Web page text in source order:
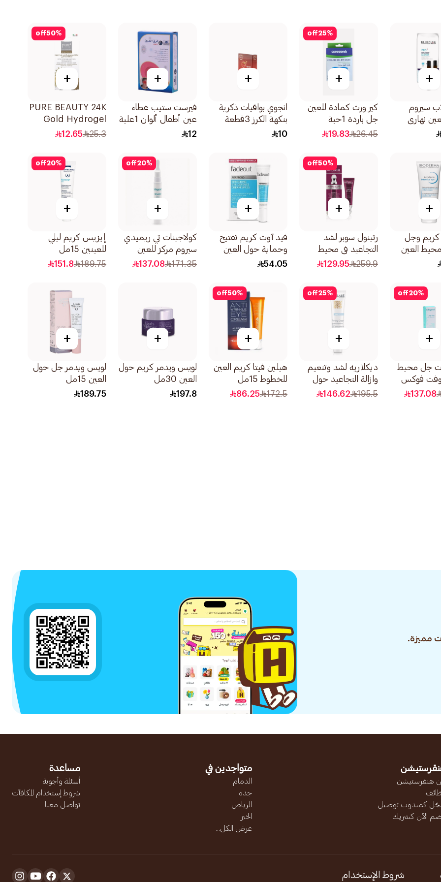
+
سيروم
نهاري
25%
off
+
كير ورث كمادة للعين
جل باردة 1حبة
26.45
19.83
+
انجوي بواقيات ذكرية
بنكهة الكرز 3قطعة
10
+
فيرست ستيب غطاء
عين أطفال ألوان 1علبة
12
50%
off
+
PURE BEAUTY 24K
Gold Hydrogel
Eye Patches 8pcs
25.3
12.65
+
كريم وجل
بمحيط العين
50%
off
+
رتينول سوبر لشد
التجاعيد في محيط
العين 3 في 1 15 مل
259.9
129.95
+
فيد آوت كريم تفتيح
وحماية حول العين
متقدم SPF 25 15مل
54.05
20%
off
+
كولاجينات تي ريميدي
سيروم مركز للعين
15مل
171.35
137.08
20%
off
+
إيزيس كريم ليلي
للعينين 15مل
189.75
151.8
20%
off
+
جل محيط
فوكس
137.08
25%
off
+
ديكلاريه لشد وتنعيم
وازالة التجاعيد حول
العين 15مل
195.5
146.62
50%
off
+
هيلين فيتا كريم العين
للخطوط 15مل
172.5
86.25
+
لويس ويدمر كريم حول
العين 30مل
197.8
+
لويس ويدمر جل حول
العين 15مل
189.75
مميزة.
هنقرستيشن
كمندوب توصيل
الآن كشريك
متواجدين في
الدمام
جده
الرياض
الخبر
عرض الكل...
مساعدة
أسئلة وأجوبة
شروط إستخدام المكافآت
تواصل معنا
شروط الإستخدام